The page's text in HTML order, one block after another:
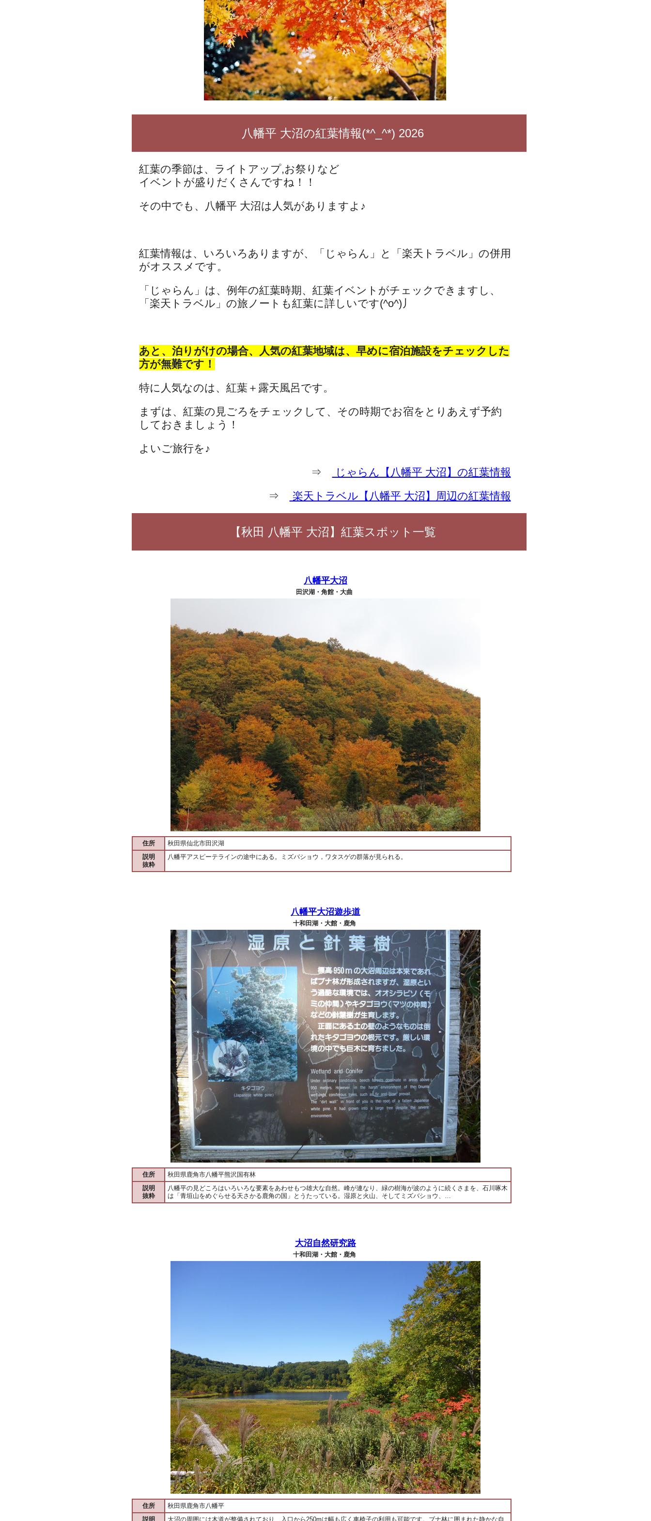
八幡平 大沼の紅葉情報(*^_^*) 2026
紅葉の季節は、ライトアップ,お祭りなど
イベントが盛りだくさんですね！！
その中でも、八幡平 大沼は人気がありますよ♪
紅葉情報は、いろいろありますが、「じゃらん」と「楽天トラベル」の併用
がオススメです。
「じゃらん」は、例年の紅葉時期、紅葉イベントがチェックできますし、
「楽天トラベル」の旅ノートも紅葉に詳しいです(^o^)丿
あと、泊りがけの場合、人気の紅葉地域は、早めに宿泊施設をチェックした
方が無難です！
特に人気なのは、紅葉＋露天風呂です。
まずは、紅葉の見ごろをチェックして、その時期でお宿をとりあえず予約
しておきましょう！
よいご旅行を♪
⇒
じゃらん【八幡平 大沼】の紅葉情報
⇒
楽天トラベル【八幡平 大沼】周辺の紅葉情報
【秋田 八幡平 大沼】紅葉スポット一覧
八幡平大沼
田沢湖・角館・大曲
住所
秋田県仙北市田沢湖
説明
抜粋
八幡平アスピーテラインの途中にある。ミズバショウ，ワタスゲの群落が見られる。
八幡平大沼遊歩道
十和田湖・大館・鹿角
住所
秋田県鹿角市八幡平熊沢国有林
説明
抜粋
八幡平の見どころはいろいろな要素をあわせもつ雄大な自然。峰が連なり、緑の樹海が波のように続くさまを、石川啄木
は「青垣山をめぐらせる天さかる鹿角の国」とうたっている。湿原と火山、そしてミズバショウ、…
大沼自然研究路
十和田湖・大館・鹿角
住所
秋田県鹿角市八幡平
説明
大沼の周囲には木道が整備されており、入口から250mは幅も広く車椅子の利用も可能です。ブナ林に囲まれた静かな自